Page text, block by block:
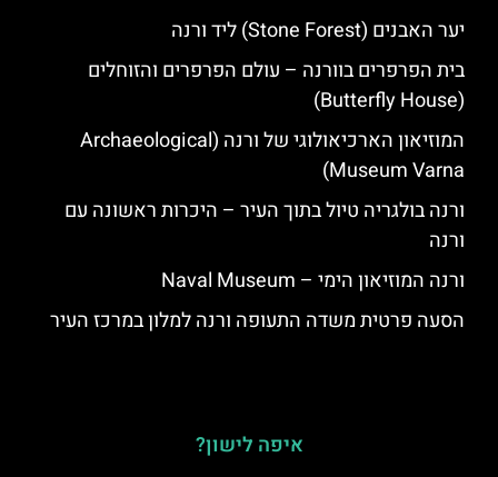
יער האבנים (Stone Forest) ליד ורנה
בית הפרפרים בוורנה – עולם הפרפרים והזוחלים
(Butterfly House)
המוזיאון הארכיאולוגי של ורנה (Archaeological
Museum Varna)
ורנה בולגריה טיול בתוך העיר – היכרות ראשונה עם
ורנה
ורנה המוזיאון הימי – Naval Museum
הסעה פרטית משדה התעופה ורנה למלון במרכז העיר
איפה לישון?